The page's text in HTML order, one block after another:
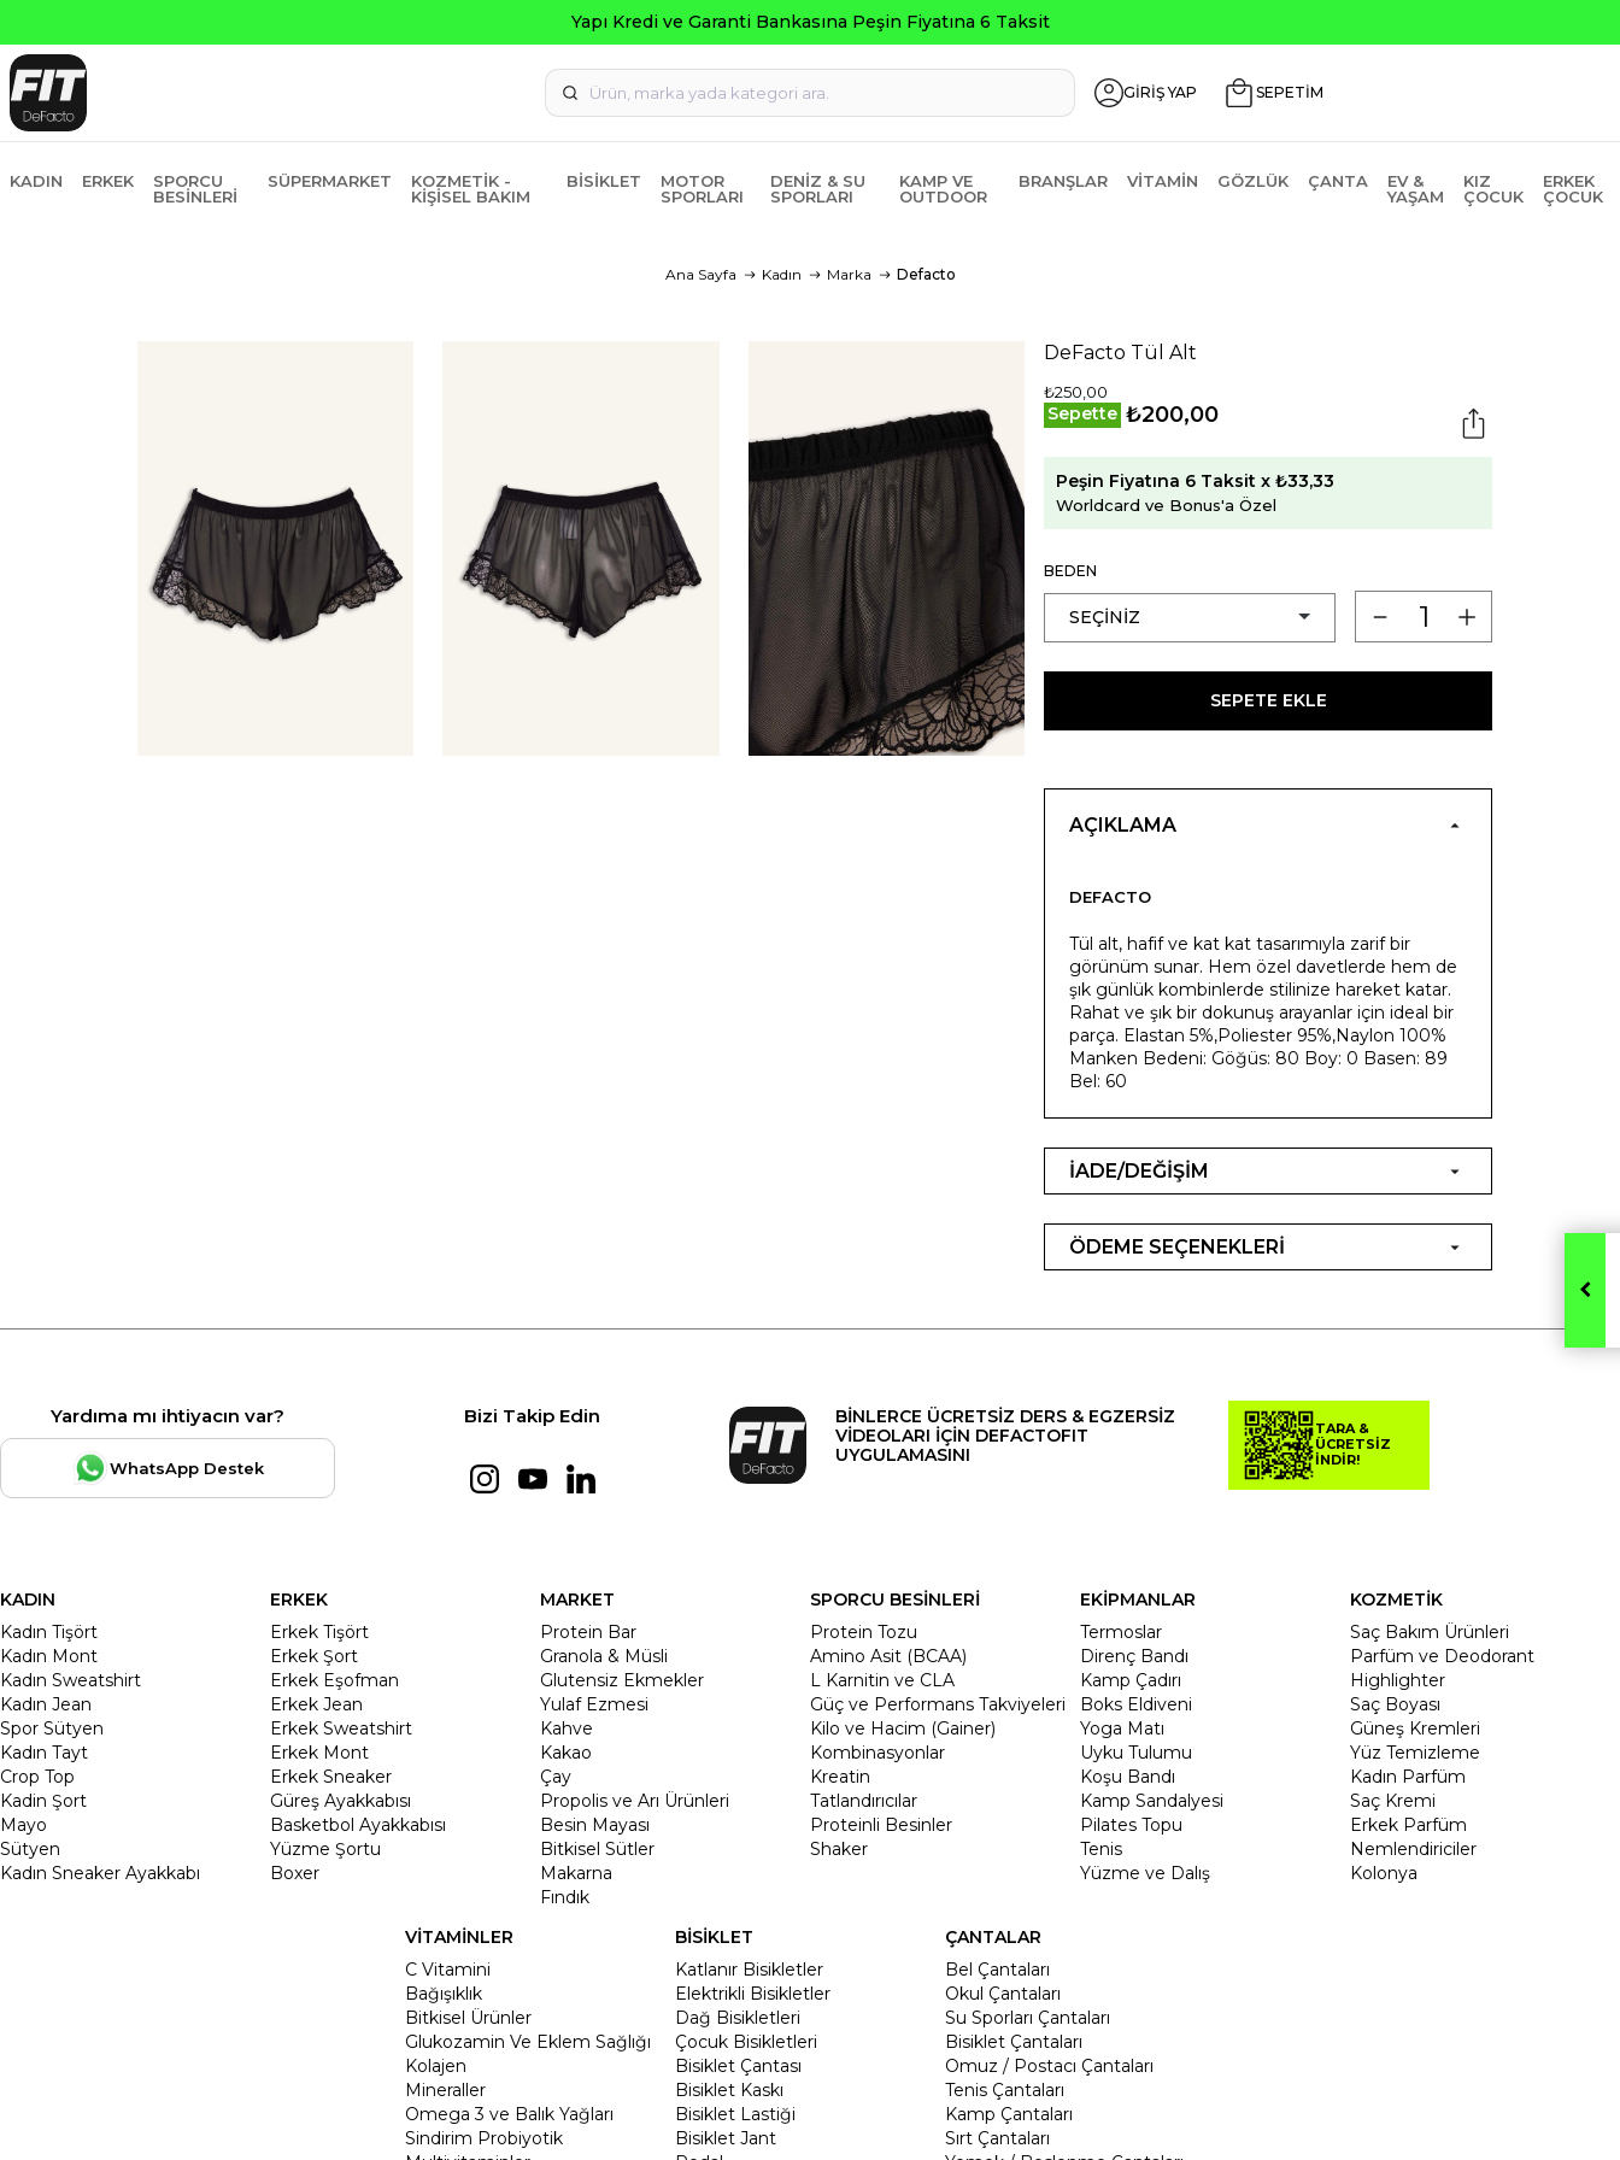
Yapı Kredi ve Garanti Bankasına Peşin Fiyatına 6 Taksit
GİRİŞ YAP SEPETİM
KADIN ERKEK
SPORCU
BESINLERI
SÜPERMARKET
KOZMETIK -
KIŞISEL BAKIM
BISIKLET
MOTOR
SPORLARI
DENIZ & SU
SPORLARI
KAMP VE
OUTDOOR
BRANŞLAR VITAMIN GÖZLÜK ÇANTA
EV &
YAŞAM
KIZ
ÇOCUK
ERKEK
ÇOCUK
Ana Sayfa Kadın Marka Defacto
DeFacto Tül Alt
₺250,00
Sepette ₺200,00
Peşin Fiyatına 6 Taksit x ₺33,33
Worldcard ve Bonus'a Özel
BEDEN
SEPETE EKLE
AÇIKLAMA
DEFACTO
Tül alt, hafif ve kat kat tasarımıyla zarif bir
görünüm sunar. Hem özel davetlerde hem de
şık günlük kombinlerde stilinize hareket katar.
Rahat ve şık bir dokunuş arayanlar için ideal bir
parça. Elastan 5%,Poliester 95%,Naylon 100%
Manken Bedeni: Göğüs: 80 Boy: 0 Basen: 89
Bel: 60
İADE/DEĞİŞİM
ÖDEME SEÇENEKLERİ
Yardıma mı ihtiyacın var?
WhatsApp Destek
Bizi Takip Edin
BİNLERCE ÜCRETSİZ DERS & EGZERSİZ
VİDEOLARI İÇİN DEFACTOFIT
UYGULAMASINI
TARA &
ÜCRETSİZ
İNDİR!
KADIN
Kadın Tişört
Kadın Mont
Kadın Sweatshirt
Kadın Jean
Spor Sütyen
Kadın Tayt
Crop Top
Kadin Şort
Mayo
Sütyen
Kadın Sneaker Ayakkabı
ERKEK
Erkek Tişört
Erkek Şort
Erkek Eşofman
Erkek Jean
Erkek Sweatshirt
Erkek Mont
Erkek Sneaker
Güreş Ayakkabısı
Basketbol Ayakkabısı
Yüzme Şortu
Boxer
MARKET
Protein Bar
Granola & Müsli
Glutensiz Ekmekler
Yulaf Ezmesi
Kahve
Kakao
Çay
Propolis ve Arı Ürünleri
Besin Mayası
Bitkisel Sütler
Makarna
Fındık
SPORCU BESİNLERİ
Protein Tozu
Amino Asit (BCAA)
L Karnitin ve CLA
Güç ve Performans Takviyeleri
Kilo ve Hacim (Gainer)
Kombinasyonlar
Kreatin
Tatlandırıcılar
Proteinli Besinler
Shaker
EKİPMANLAR
Termoslar
Direnç Bandı
Kamp Çadırı
Boks Eldiveni
Yoga Matı
Uyku Tulumu
Koşu Bandı
Kamp Sandalyesi
Pilates Topu
Tenis
Yüzme ve Dalış
KOZMETİK
Saç Bakım Ürünleri
Parfüm ve Deodorant
Highlighter
Saç Boyası
Güneş Kremleri
Yüz Temizleme
Kadın Parfüm
Saç Kremi
Erkek Parfüm
Nemlendiriciler
Kolonya
VİTAMİNLER
C Vitamini
Bağışıklık
Bitkisel Ürünler
Glukozamin Ve Eklem Sağlığı
Kolajen
Mineraller
Omega 3 ve Balık Yağları
Sindirim Probiyotik
BİSİKLET
Katlanır Bisikletler
Elektrikli Bisikletler
Dağ Bisikletleri
Çocuk Bisikletleri
Bisiklet Çantası
Bisiklet Kaskı
Bisiklet Lastiği
Bisiklet Jant
ÇANTALAR
Bel Çantaları
Okul Çantaları
Su Sporları Çantaları
Bisiklet Çantaları
Omuz / Postacı Çantaları
Tenis Çantaları
Kamp Çantaları
Sırt Çantaları